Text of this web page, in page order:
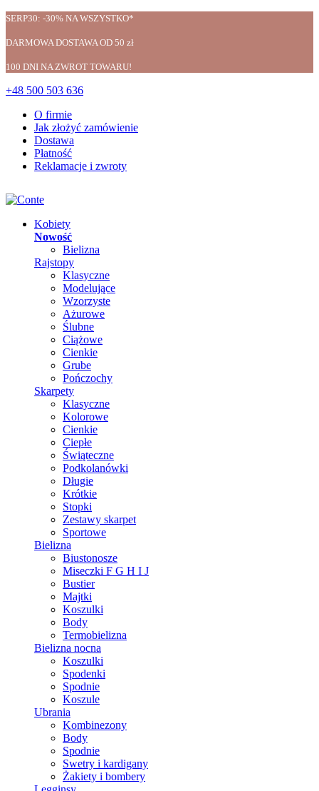
SERP30: -30% NA WSZYSTKO*
DARMOWA DOSTAWA OD 50 zł
100 DNI NA ZWROT TOWARU!
+48 500 503 636
O firmie
Jak złożyć zamówienie
Dostawa
Płatność
Reklamacje i zwroty
Kobiety
Nowość
Bielizna
Rajstopy
Klasyczne
Modelujące
Wzorzyste
Ażurowe
Ślubne
Ciążowe
Cienkie
Grube
Pończochy
Skarpety
Klasyczne
Kolorowe
Cienkie
Ciepłe
Świąteczne
Podkolanówki
Długie
Krótkie
Stopki
Zestawy skarpet
Sportowe
Bielizna
Biustonosze
Miseczki F G H I J
Bustier
Majtki
Koszulki
Body
Termobielizna
Bielizna nocna
Koszulki
Spodenki
Spodnie
Koszule
Ubrania
Kombinezony
Body
Spodnie
Swetry i kardigany
Żakiety i bombery